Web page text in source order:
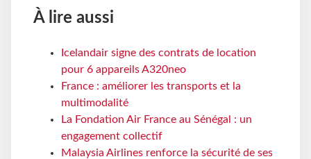
À lire aussi
Icelandair signe des contrats de location
pour 6 appareils A320neo
France : améliorer les transports et la
multimodalité
La Fondation Air France au Sénégal : un
engagement collectif
Malaysia Airlines renforce la sécurité de ses